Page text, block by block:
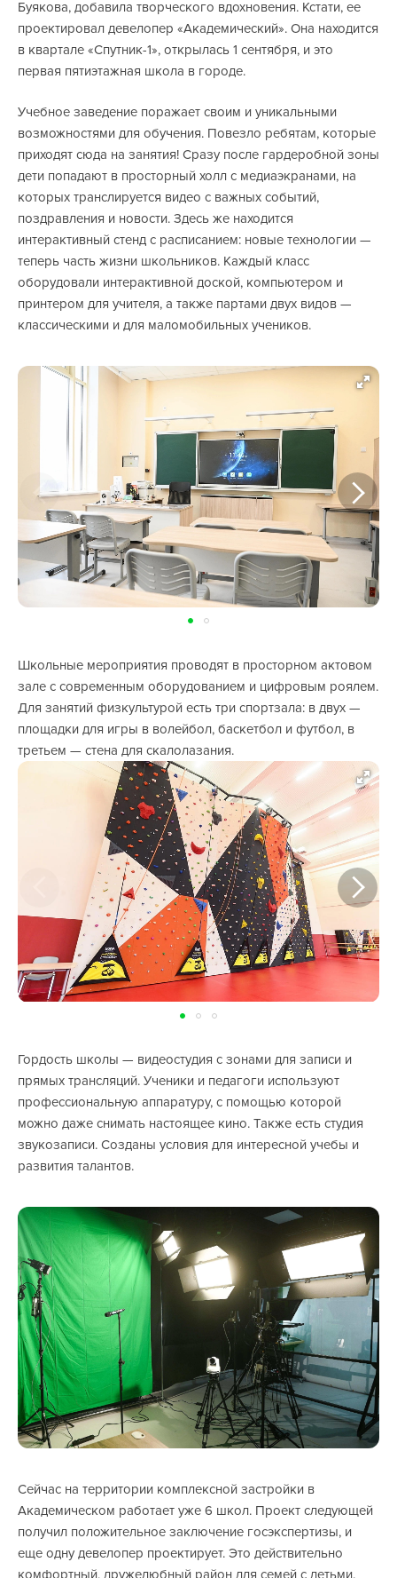
Буякова, добавила творческого вдохновения. Кстати, ее
проектировал девелопер «Академический». Она находится
в квартале «Спутник-1», открылась 1 сентября, и это
первая пятиэтажная школа в городе.
Учебное заведение поражает своим и уникальными
возможностями для обучения. Повезло ребятам, которые
приходят сюда на занятия! Сразу после гардеробной зоны
дети попадают в просторный холл с медиаэкранами, на
которых транслируется видео с важных событий,
поздравления и новости. Здесь же находится
интерактивный стенд с расписанием: новые технологии —
теперь часть жизни школьников. Каждый класс
оборудовали интерактивной доской, компьютером и
принтером для учителя, а также партами двух видов —
классическими и для маломобильных учеников.
Школьные мероприятия проводят в просторном актовом
зале с современным оборудованием и цифровым роялем.
Для занятий физкультурой есть три спортзала: в двух —
площадки для игры в волейбол, баскетбол и футбол, в
третьем — стена для скалолазания.
Гордость школы — видеостудия с зонами для записи и
прямых трансляций. Ученики и педагоги используют
профессиональную аппаратуру, с помощью которой
можно даже снимать настоящее кино. Также есть студия
звукозаписи. Созданы условия для интересной учебы и
развития талантов.
Сейчас на территории комплексной застройки в
Академическом работает уже 6 школ. Проект следующей
получил положительное заключение госэкспертизы, и
еще одну девелопер проектирует. Это действительно
комфортный, дружелюбный район для семей с детьми.